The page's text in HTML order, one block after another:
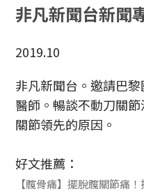
非凡新聞台新聞
2019.10
非凡新聞台。邀請巴
醫師。暢談不動刀關
關節領先的原因。
好文推薦：
【髖骨痛】擺脫髖關節痛